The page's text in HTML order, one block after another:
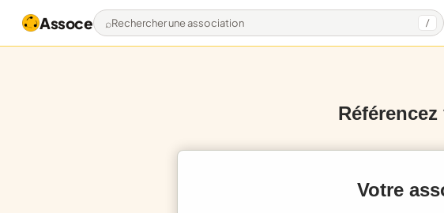
Assoce Rechercher une association /
Votre